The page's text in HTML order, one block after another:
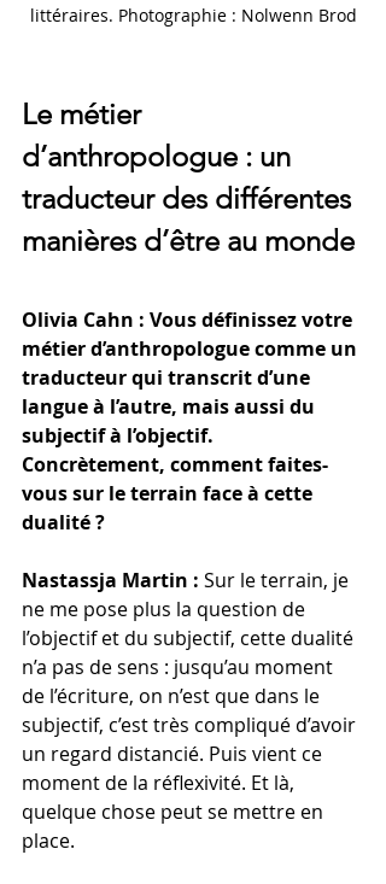
littéraires. Photographie : Nolwenn Brod
Le métier
d’anthropologue : un
traducteur des différentes
manières d’être au monde
Olivia Cahn : Vous définissez votre
métier d’anthropologue comme un
traducteur qui transcrit d’une
langue à l’autre, mais aussi du
subjectif à l’objectif.
Concrètement, comment faites-
vous sur le terrain face à cette
dualité ?
Nastassja Martin : Sur le terrain, je
ne me pose plus la question de
l’objectif et du subjectif, cette dualité
n’a pas de sens : jusqu’au moment
de l’écriture, on n’est que dans le
subjectif, c’est très compliqué d’avoir
un regard distancié. Puis vient ce
moment de la réflexivité. Et là,
quelque chose peut se mettre en
place.